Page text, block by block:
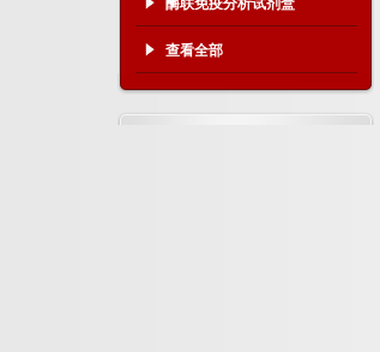
酶联免疫分析试剂盒
查看全部